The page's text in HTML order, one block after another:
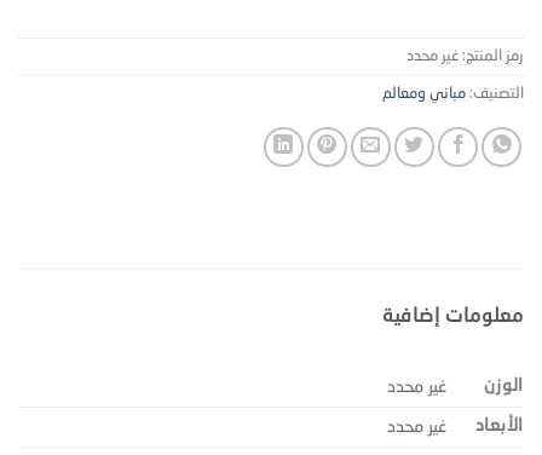
رمز المنتج: غير محدد
التصنيف: مباني ومعالم
معلومات إضافية
الوزن غير محدد
الأبعاد غير محدد